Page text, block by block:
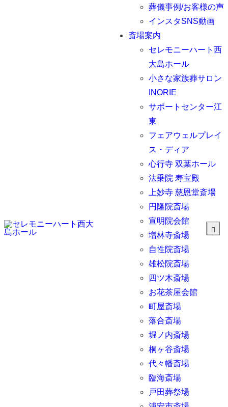
葬儀事例/お客様の声
インスタSNS動画
斎場案内
セレモニーハート西
大島ホール
小さな家族葬サロン
INORIE
サポートセンター江
東
フェアウェルプレイ
ス・ディア
心行寺 双葉ホール
法乗院 寿宝殿
上妙寺 慈恩堂斎場
円隆院斎場
宣明院会館
増林寺斎場
自性院斎場
雄松院斎場
四ツ木斎場
お花茶屋会館
町屋斎場
落合斎場
堀ノ内斎場
桐ヶ谷斎場
代々幡斎場
臨海斎場
戸田葬祭場